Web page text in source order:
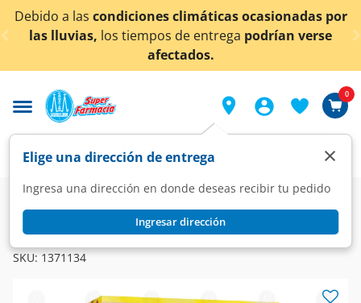
< div class="carousel-inner">
climáticas ocasionadas por
de entregapodrían verse
¡Ahora también en
Elige una dirección de entrega
Ingresa una dirección en donde deseas recibir tu pedido
Ingresar dirección
×
0
Super Alimentos Cereales y Barras Cereales
Cereal Nestlé Nesquik Sabor Chocolate, 620 gr.
SKU: 1371134